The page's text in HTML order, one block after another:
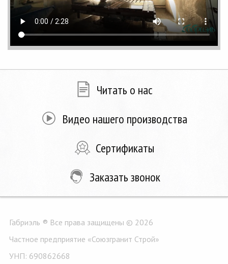
Читать о нас
Видео нашего производства
Сертификаты
Заказать звонок
Габриэль ® Все права защищены © 2026
Частное предприятие «Союзгранит Строй»
УНП: 690862668